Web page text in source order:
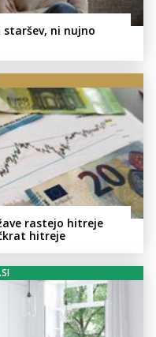
staršev, ni nujno
rastejo hitreje
hitreje